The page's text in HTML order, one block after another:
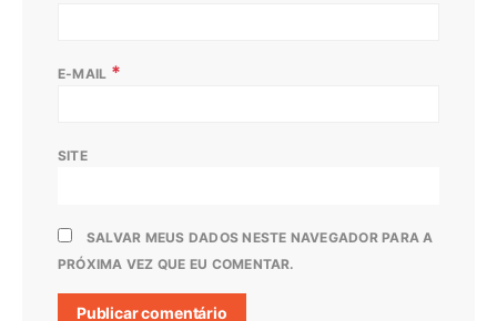
E-MAIL *
SITE
SALVAR MEUS DADOS NESTE NAVEGADOR PARA A
PRÓXIMA VEZ QUE EU COMENTAR.